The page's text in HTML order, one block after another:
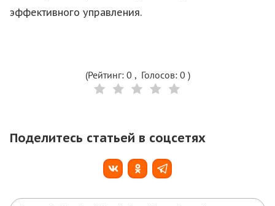
эффективного управления.
(Рейтинг: 0 , Голосов: 0 )
Поделитесь статьей в соцсетях